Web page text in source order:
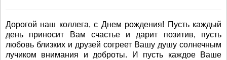
Дорогой наш коллега, с Днем рождения! Пусть каждый
день приносит Вам счастье и дарит позитив, пусть
любовь близких и друзей согреет Вашу душу солнечным
лучиком внимания и доброты. И пусть каждое Ваше